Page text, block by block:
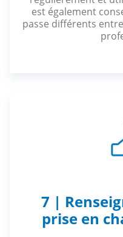
est également
passe différents
7 |
prise en